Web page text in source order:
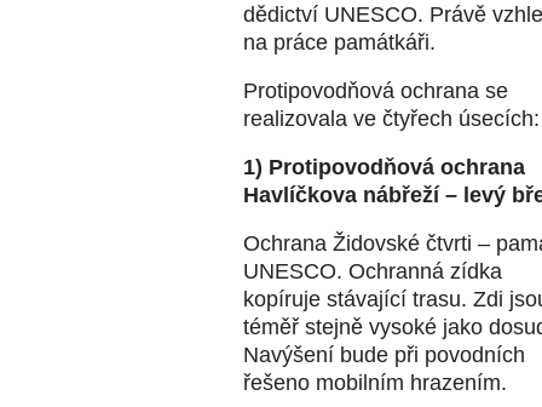
dědictví UNESCO. Právě
na práce památkáři.
Protipovodňová ochrana se
realizovala ve čtyřech úsecích:
1) Protipovodňová ochrana
Havlíčkova nábřeží – levý
Ochrana Židovské čtvrti –
UNESCO. Ochranná zídka
kopíruje stávající trasu. Zdi
téměř stejně vysoké jako
Navýšení bude při povodních
řešeno mobilním hrazením.